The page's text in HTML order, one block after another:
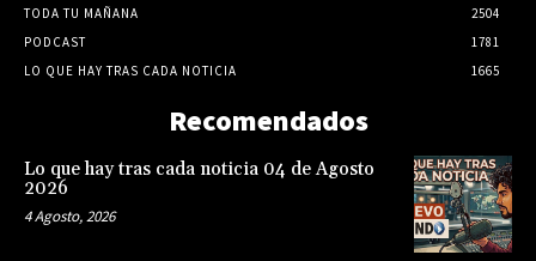
TODA TU MAÑANA
2504
PODCAST
1781
LO QUE HAY TRAS CADA NOTICIA
1665
Recomendados
Lo que hay tras cada noticia 04 de Agosto
2026
4 Agosto, 2026